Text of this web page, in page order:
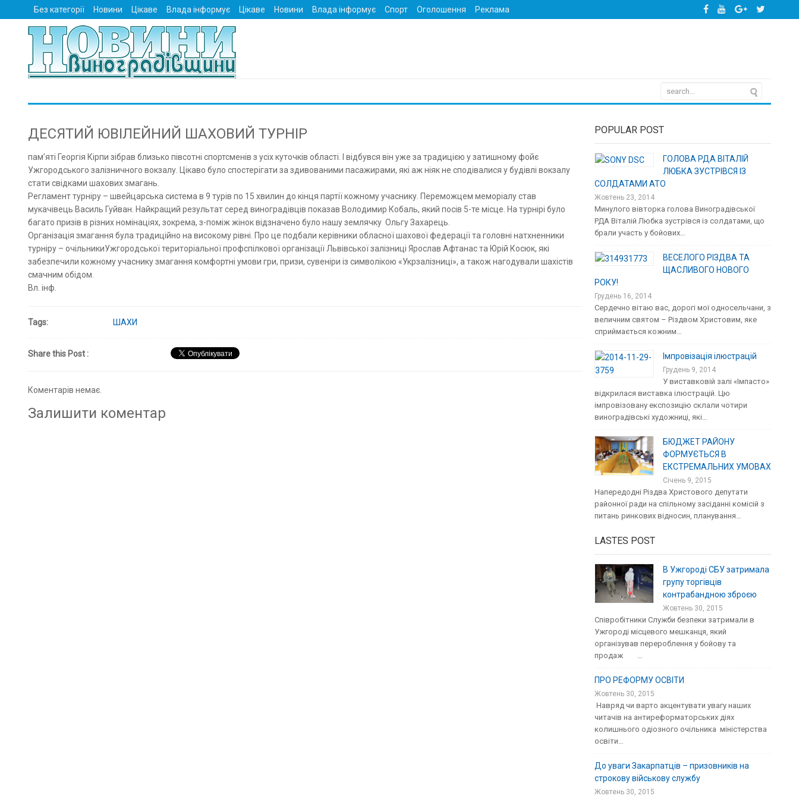
Без категорії Новини Цікаве Влада інформує Цікаве Новини Влада інформує Спорт Оголошення Реклама
ДЕСЯТИЙ ЮВІЛЕЙНИЙ ШАХОВИЙ ТУРНІР
пам’яті Георгія Кірпи зібрав близько півсотні спортсменів з усіх куточків області. І відбувся він уже за традицією у затишному фойє
Ужгородського залізничного вокзалу. Цікаво було спостерігати за здивованими пасажирами, які аж ніяк не сподівалися у будівлі вокзалу
стати свідками шахових змагань.
Регламент турніру – швейцарська система в 9 турів по 15 хвилин до кінця партії кожному учаснику. Переможцем меморіалу став
мукачівець Василь Гуйван. Найкращий результат серед виноградівців показав Володимир Кобаль, який посів 5-те місце. На турнірі було
багато призів в різних номінаціях, зокрема, з-поміж жінок відзначено було нашу землячку Ольгу Захарець.
Організація змагання була традиційно на високому рівні. Про це подбали керівники обласної шахової федерації та головні натхненники
турніру – очільникиУжгородської територіальної профспілкової організації Львівської залізниці Ярослав Афтанас та Юрій Косюк, які
забезпечили кожному учаснику змагання комфортні умови гри, призи, сувеніри із символікою «Укрзалізниці», а також нагодували шахістів
смачним обідом.
Вл. інф.
Tags: ШАХИ
Share this Post :
Коментарів немає.
Залишити коментар
POPULAR POST
ГОЛОВА РДА ВІТАЛІЙ
ЛЮБКА ЗУСТРІВСЯ ІЗ
СОЛДАТАМИ АТО
Жовтень 23, 2014
Минулого вівторка голова Виноградівської
РДА Віталій Любка зустрівся із солдатами, що
брали участь у бойових…
ВЕСЕЛОГО РІЗДВА ТА
ЩАСЛИВОГО НОВОГО
РОКУ!
Грудень 16, 2014
Сердечно вітаю вас, дорогі мої односельчани, з
величним святом – Різдвом Христовим, яке
сприймається кожним…
Імпровізація ілюстрацій
Грудень 9, 2014
У виставковій залі «Імпасто»
відкрилася виставка ілюстрацій. Цю
імпровізовану експозицію склали чотири
виноградівські художниці, які…
БЮДЖЕТ РАЙОНУ
ФОРМУЄТЬСЯ В
ЕКСТРЕМАЛЬНИХ УМОВАХ
Січень 9, 2015
Напередодні Різдва Христового депутати
районної ради на спільному засіданні комісій з
питань ринкових відносин, планування…
LASTES POST
В Ужгороді СБУ затримала
групу торгівців
контрабандною зброєю
Жовтень 30, 2015
Співробітники Служби безпеки затримали в
Ужгороді місцевого мешканця, який
організував перероблення у бойову та
продаж …
ПРО РЕФОРМУ ОСВІТИ
Жовтень 30, 2015
Навряд чи варто акцентувати увагу наших
читачів на антиреформаторських діях
колишнього одіозного очільника міністерства
освіти…
До уваги Закарпатців – призовників на
строкову військову службу
Жовтень 30, 2015